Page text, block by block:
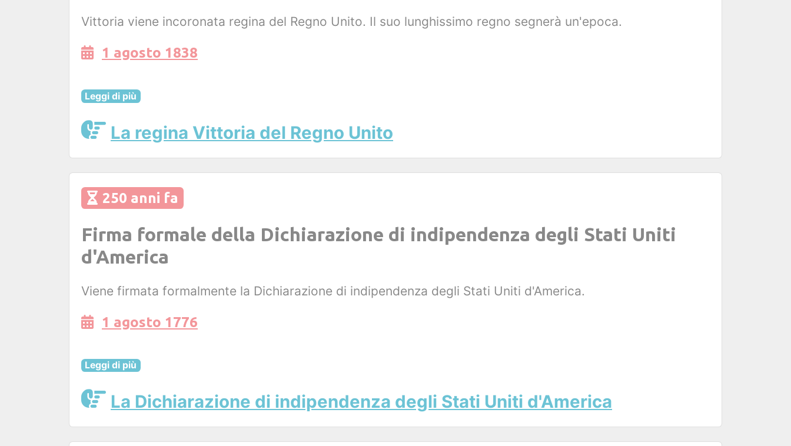
Vittoria viene incoronata regina del Regno Unito. Il suo lunghissimo regno segnerà un'epoca.
1 agosto 1838
Leggi di più
La regina Vittoria del Regno Unito
250 anni fa
Firma formale della Dichiarazione di indipendenza degli Stati Uniti
d'America
Viene firmata formalmente la Dichiarazione di indipendenza degli Stati Uniti d'America.
1 agosto 1776
Leggi di più
La Dichiarazione di indipendenza degli Stati Uniti d'America